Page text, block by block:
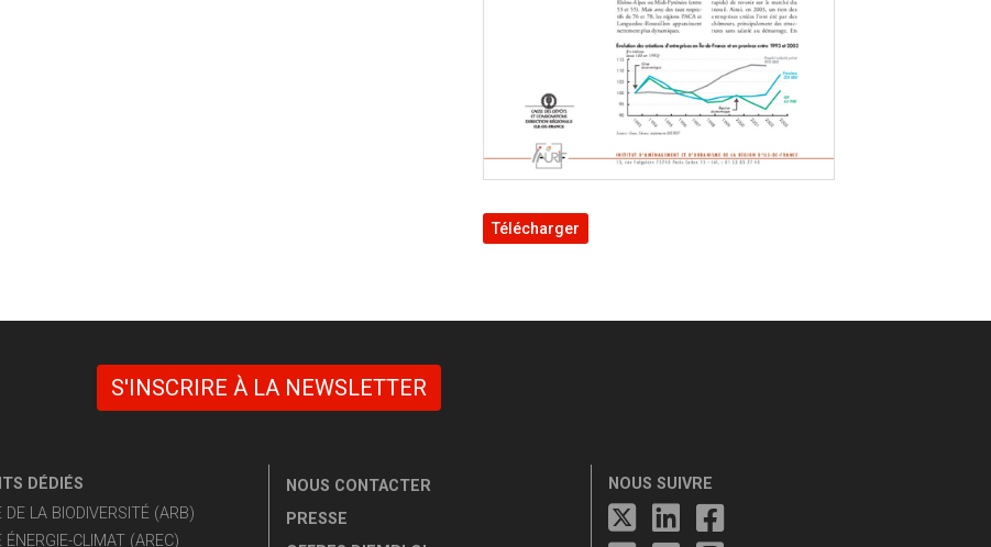
Télécharger
S'INSCRIRE À LA NEWSLETTER
DÉDIÉS
DE LA BIODIVERSITÉ (ARB)
CLIMAT (AREC)
NOUS CONTACTER
PRESSE
NOUS SUIVRE